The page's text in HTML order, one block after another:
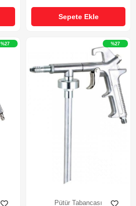
Sepete Ekle
%27
Pütür Tabancası
%27